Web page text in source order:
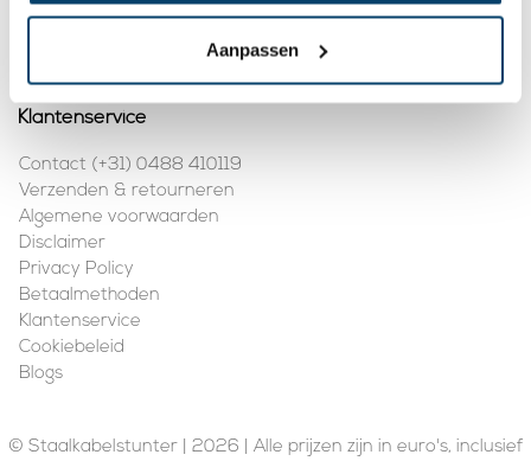
Aanpassen
Registreren
Klantenservice
Contact (+31) 0488 410119
Verzenden & retourneren
Algemene voorwaarden
Disclaimer
Privacy Policy
Betaalmethoden
Klantenservice
Cookiebeleid
Blogs
© Staalkabelstunter | 2026 | Alle prijzen zijn in euro's, inclusief